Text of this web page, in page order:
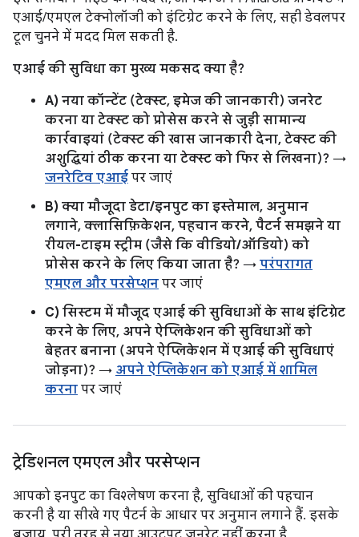
एआई/एमएल टेक्नोलॉजी को इंटिग्रेट करने के लिए, सही डेवलपर
टूल चुनने में मदद मिल सकती है.
एआई की सुविधा का मुख्य मकसद क्या है?
A) नया कॉन्टेंट (टेक्स्ट, इमेज की जानकारी) जनरेट
करना या टेक्स्ट को प्रोसेस करने से जुड़ी सामान्य
कार्रवाइयां (टेक्स्ट की खास जानकारी देना, टेक्स्ट की
अशुद्धियां ठीक करना या टेक्स्ट को फिर से लिखना)? →
जनरेटिव एआई पर जाएं
B) क्या मौजूदा डेटा/इनपुट का इस्तेमाल, अनुमान
लगाने, क्लासिफ़िकेशन, पहचान करने, पैटर्न समझने या
रीयल-टाइम स्ट्रीम (जैसे कि वीडियो/ऑडियो) को
प्रोसेस करने के लिए किया जाता है? → परंपरागत
एमएल और परसेप्शन पर जाएं
C) सिस्टम में मौजूद एआई की सुविधाओं के साथ इंटिग्रेट
करने के लिए, अपने ऐप्लिकेशन की सुविधाओं को
बेहतर बनाना (अपने ऐप्लिकेशन में एआई की सुविधाएं
जोड़ना)? → अपने ऐप्लिकेशन को एआई में शामिल
करना पर जाएं
ट्रेडिशनल एमएल और परसेप्शन
आपको इनपुट का विश्लेषण करना है, सुविधाओं की पहचान
करनी है या सीखे गए पैटर्न के आधार पर अनुमान लगाने हैं. इसके